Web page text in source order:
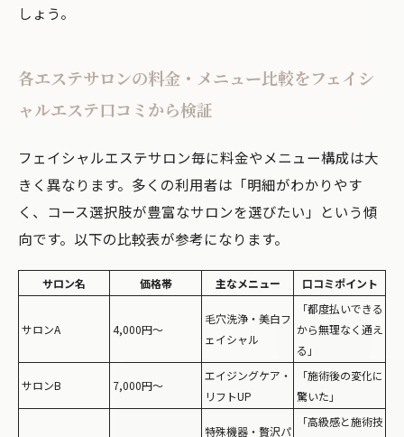
しょう。
各エステサロンの料金・メニュー比較をフェイシ
ャルエステ口コミから検証
フェイシャルエステサロン毎に料金やメニュー構成は大
きく異なります。多くの利用者は「明細がわかりやす
く、コース選択肢が豊富なサロンを選びたい」という傾
向です。以下の比較表が参考になります。
サロン名 価格帯 主なメニュー 口コミポイント
サロンA 4,000円～
毛穴洗浄・美白フ
ェイシャル
「都度払いできる
から無理なく通え
る」
サロンB 7,000円～
エイジングケア・
リフトUP
「施術後の変化に
驚いた」
特殊機器・贅沢パ
「高級感と施術技